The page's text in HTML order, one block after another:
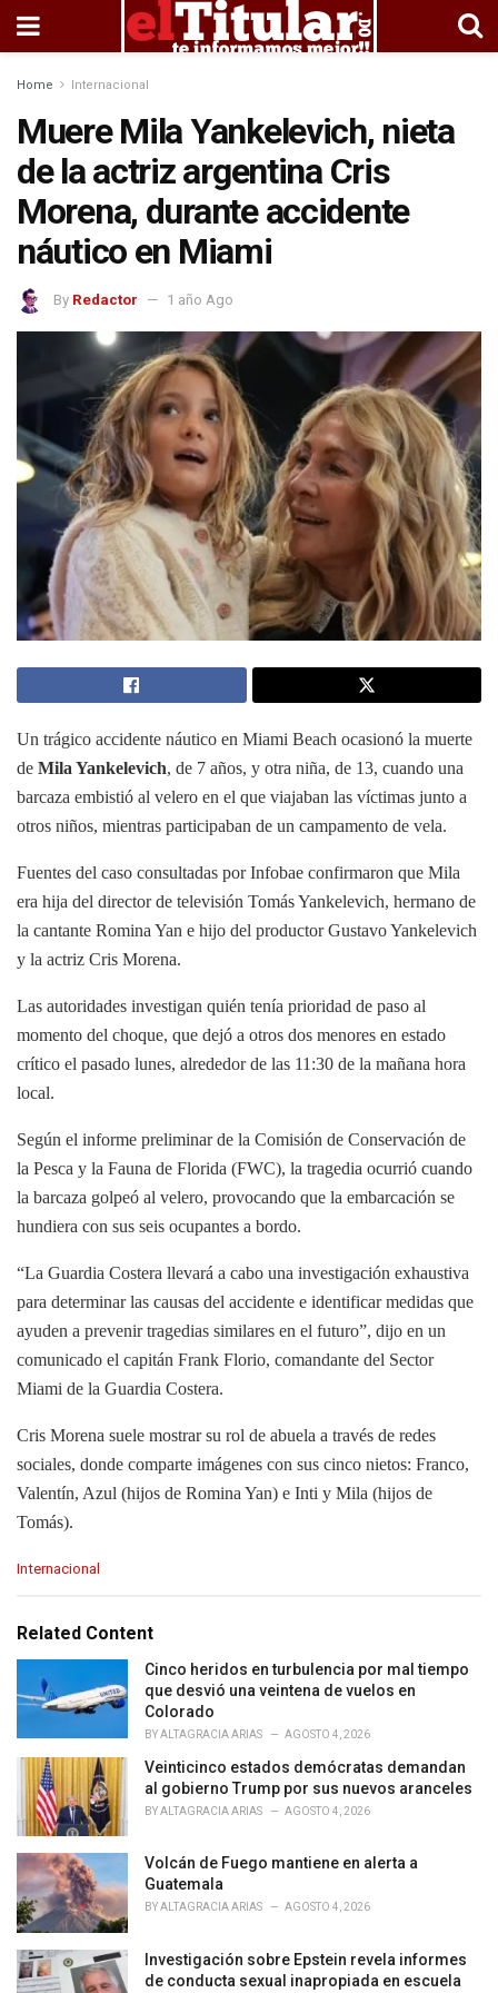
Home Internacional
Muere Mila Yankelevich, nieta
de la actriz argentina Cris
Morena, durante accidente
náutico en Miami
By Redactor 1 año Ago
Un trágico accidente náutico en Miami Beach ocasionó la muerte
de Mila Yankelevich, de 7 años, y otra niña, de 13, cuando una
barcaza embistió al velero en el que viajaban las víctimas junto a
otros niños, mientras participaban de un campamento de vela.
Fuentes del caso consultadas por Infobae confirmaron que Mila
era hija del director de televisión Tomás Yankelevich, hermano de
la cantante Romina Yan e hijo del productor Gustavo Yankelevich
y la actriz Cris Morena.
Las autoridades investigan quién tenía prioridad de paso al
momento del choque, que dejó a otros dos menores en estado
crítico el pasado lunes, alrededor de las 11:30 de la mañana hora
local.
Según el informe preliminar de la Comisión de Conservación de
la Pesca y la Fauna de Florida (FWC), la tragedia ocurrió cuando
la barcaza golpeó al velero, provocando que la embarcación se
hundiera con sus seis ocupantes a bordo.
“La Guardia Costera llevará a cabo una investigación exhaustiva
para determinar las causas del accidente e identificar medidas que
ayuden a prevenir tragedias similares en el futuro”, dijo en un
comunicado el capitán Frank Florio, comandante del Sector
Miami de la Guardia Costera.
Cris Morena suele mostrar su rol de abuela a través de redes
sociales, donde comparte imágenes con sus cinco nietos: Franco,
Valentín, Azul (hijos de Romina Yan) e Inti y Mila (hijos de
Tomás).
C
e
i
Internacional
Related Content
Cinco heridos en turbulencia por mal tiempo
que desvió una veintena de vuelos en
Colorado
BYALTAGRACIA ARIAS AGOSTO 4, 2026
Veinticinco estados demócratas demandan
al gobierno Trump por sus nuevos aranceles
BYALTAGRACIA ARIAS AGOSTO 4, 2026
Volcán de Fuego mantiene en alerta a
Guatemala
BYALTAGRACIA ARIAS AGOSTO 4, 2026
Investigación sobre Epstein revela informes
de conducta sexual inapropiada en escuela